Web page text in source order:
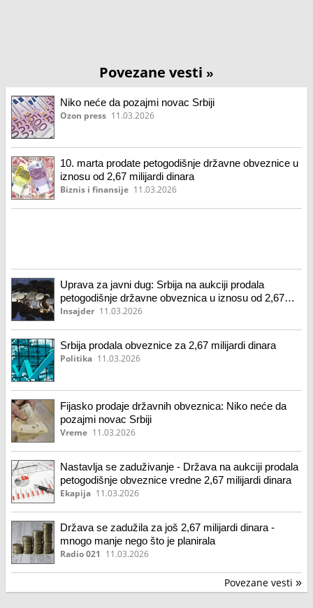
Povezane vesti »
Niko neće da pozajmi novac Srbiji
Ozon press 11.03.2026
10. marta prodate petogodišnje državne obveznice u
iznosu od 2,67 milijardi dinara
Biznis i finansije 11.03.2026
Uprava za javni dug: Srbija na aukciji prodala
petogodišnje državne obveznica u iznosu od 2,67
milijardi dinara
Insajder 11.03.2026
Srbija prodala obveznice za 2,67 milijardi dinara
Politika 11.03.2026
Fijasko prodaje državnih obveznica: Niko neće da
pozajmi novac Srbiji
Vreme 11.03.2026
Nastavlja se zaduživanje - Država na aukciji prodala
petogodišnje obveznice vredne 2,67 milijardi dinara
Ekapija 11.03.2026
Država se zadužila za još 2,67 milijardi dinara -
mnogo manje nego što je planirala
Radio 021 11.03.2026
Povezane vesti »